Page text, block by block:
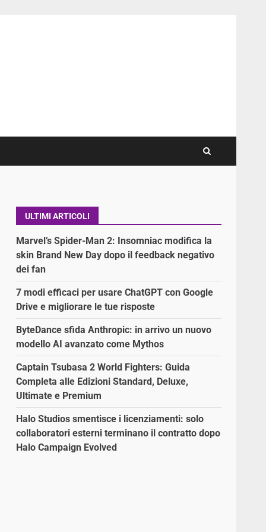
ULTIMI ARTICOLI
Marvel’s Spider-Man 2: Insomniac modifica la
skin Brand New Day dopo il feedback negativo
dei fan
7 modi efficaci per usare ChatGPT con Google
Drive e migliorare le tue risposte
ByteDance sfida Anthropic: in arrivo un nuovo
modello AI avanzato come Mythos
Captain Tsubasa 2 World Fighters: Guida
Completa alle Edizioni Standard, Deluxe,
Ultimate e Premium
Halo Studios smentisce i licenziamenti: solo
collaboratori esterni terminano il contratto dopo
Halo Campaign Evolved